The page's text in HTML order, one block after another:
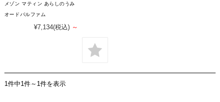
メゾン マティン あらしのうみ
オードパルファム
¥7,134(税込) ～
1件中1件～1件を表示